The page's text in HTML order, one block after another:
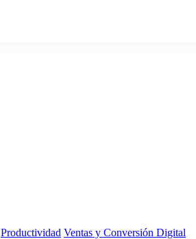
Productividad Ventas y Conversión Digital